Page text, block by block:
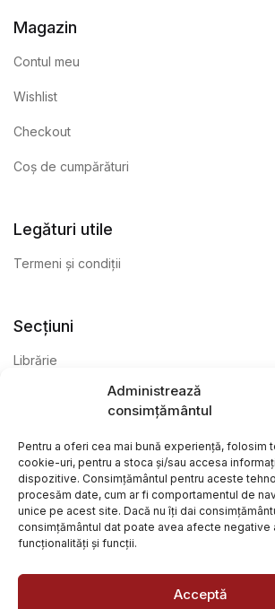
Administrează
consimțământul
Pentru a oferi cea mai bună experiență, folosim
cookie-uri, pentru a stoca și/sau accesa
dispozitive. Consimțământul pentru aceste
procesăm date, cum ar fi comportamentul de
unice pe acest site. Dacă nu îți dai
consimțământul dat poate avea afecte negative
funcționalități și funcții.
Acceptă
Magazin
Contul meu
Wishlist
Checkout
Coș de cumpărături
Legături utile
Termeni și condiții
Secțiuni
Librărie
@ Librăria Arcana. Toate drepturile